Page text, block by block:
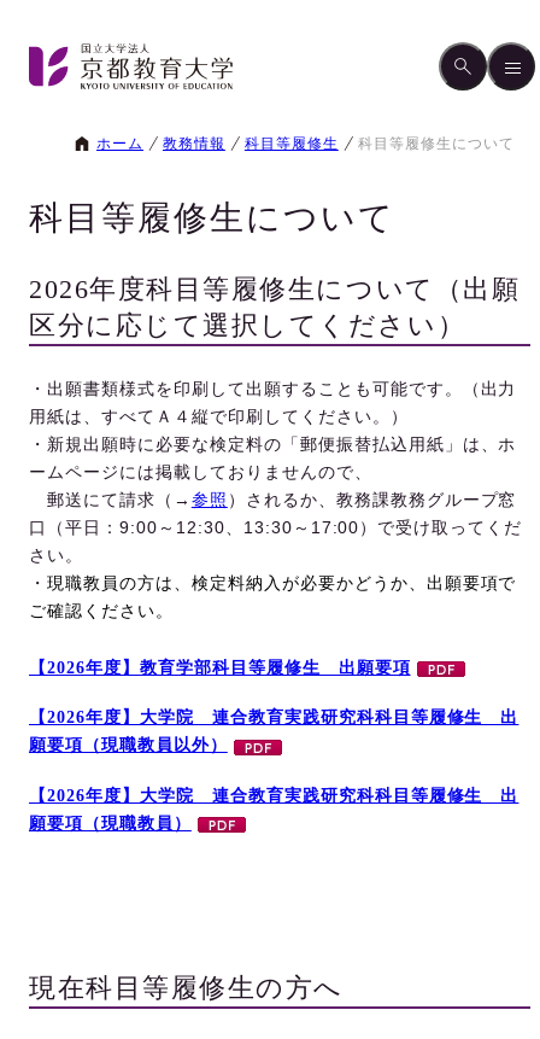
ホーム 教務情報 科目等履修生 科目等履修生について
科目等履修生について
2026年度科目等履修生について（出願
区分に応じて選択してください）
・出願書類様式を印刷して出願することも可能です。（出力
用紙は、すべてＡ４縦で印刷してください。）
・新規出願時に必要な検定料の「郵便振替払込用紙」は、ホ
ームページには掲載しておりませんので、
郵送にて請求（→ 参照 ）されるか、教務課教務グループ窓
口（平日：9:00～12:30、13:30～17:00）で受け取ってくだ
さい。
・ 現職教員の方は、検定料納入が必要かどうか、出願要項で
ご確認ください。
【2026年度】教育学部科目等履修生 出願要項
【2026年度】大学院 連合教育実践研究科科目等履修生 出
願要項（現職教員以外）
【2026年度】大学院 連合教育実践研究科科目等履修生 出
願要項（現職教員）
現在科目等履修生の方へ